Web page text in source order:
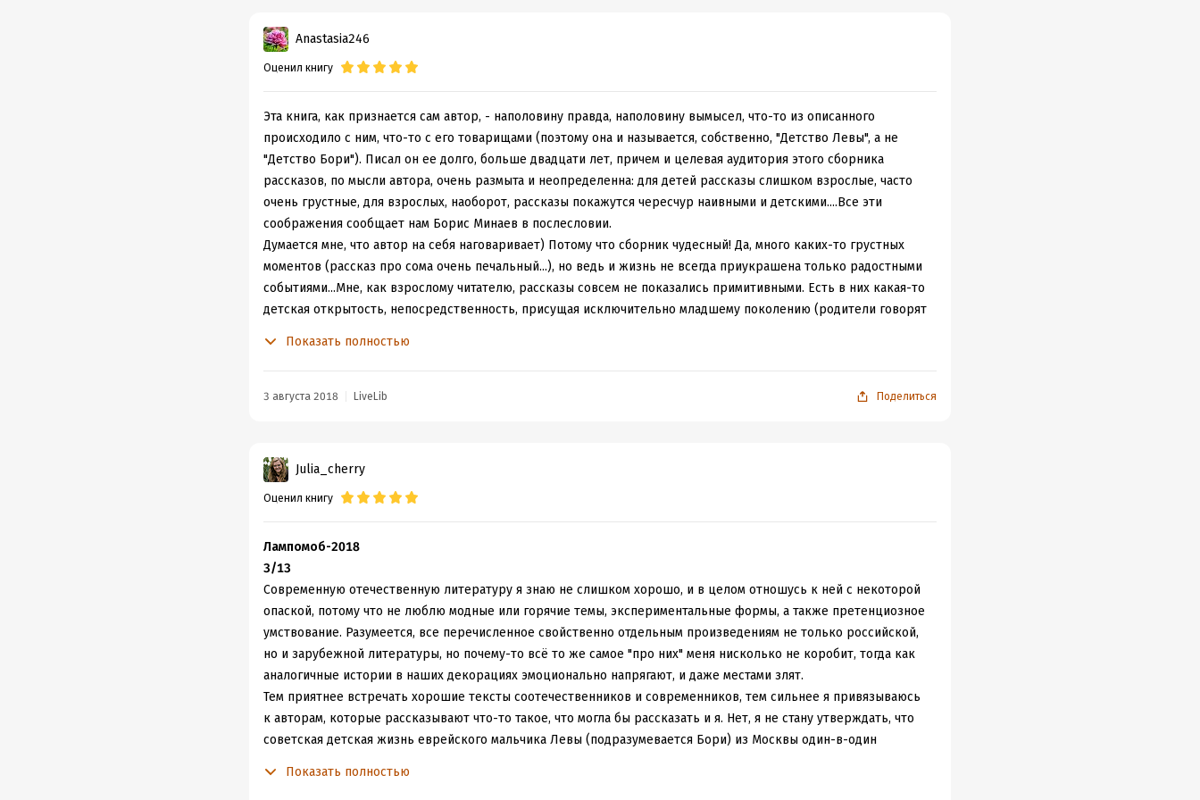
Anastasia246
Оценил книгу
Эта книга, как признается сам автор, - наполовину правда, наполовину вымысел, что-то из описанного
происходило с ним, что-то с его товарищами (поэтому она и называется, собственно, "Детство Левы", а не
"Детство Бори"). Писал он ее долго, больше двадцати лет, причем и целевая аудитория этого сборника
рассказов, по мысли автора, очень размыта и неопределенна: для детей рассказы слишком взрослые, часто
очень грустные, для взрослых, наоборот, рассказы покажутся чересчур наивными и детскими....Все эти
соображения сообщает нам Борис Минаев в послесловии.
Думается мне, что автор на себя наговаривает) Потому что сборник чудесный! Да, много каких-то грустных
моментов (рассказ про сома очень печальный...), но ведь и жизнь не всегда приукрашена только радостными
событиями...Мне, как взрослому читателю, рассказы совсем не показались примитивными. Есть в них какая-то
детская открытость, непосредственность, присущая исключительно младшему поколению (родители говорят
археологические раскопки в дыре на асфальте, записаться (будучи совсем еще юным) в общественную
телевизоры) Что-то осталось неизменным (халатность ЖКХ, бюрократизм, слухи о войне с Америкой), что-то,
конечно, изменилось к лучшему: в мире, в политике, в науке и технологиях....
Увлекательные и добрые рассказы о мальчишеской дружбе (в книге почти нет девчонок), познании мира,
вспоминать собственное детство...
Отличная книга, 5 баллов из пяти.
Показать полностью
3 августа 2018 LiveLib Поделиться
Julia_cherry
Оценил книгу
Лампомоб-2018
3/13
Современную отечественную литературу я знаю не слишком хорошо, и в целом отношусь к ней с некоторой
опаской, потому что не люблю модные или горячие темы, экспериментальные формы, а также претенциозное
умствование. Разумеется, все перечисленное свойственно отдельным произведениям не только российской,
но и зарубежной литературы, но почему-то всё то же самое "про них" меня нисколько не коробит, тогда как
аналогичные истории в наших декорациях эмоционально напрягают, и даже местами злят.
Тем приятнее встречать хорошие тексты соотечественников и современников, тем сильнее я привязываюсь
к авторам, которые рассказывают что-то такое, что могла бы рассказать и я. Нет, я не стану утверждать, что
советская детская жизнь еврейского мальчика Левы (подразумевается Бори) из Москвы один-в-один
Показать полностью